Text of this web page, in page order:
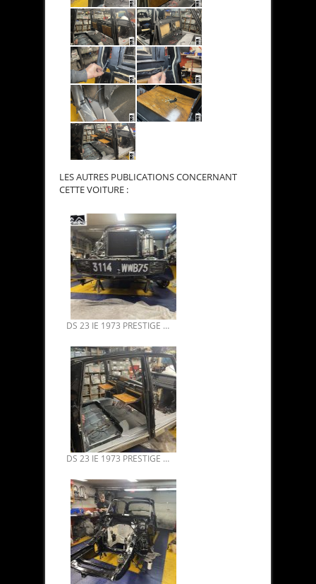
LES AUTRES PUBLICATIONS CONCERNANT
CETTE VOITURE :
DS 23 IE 1973 PRESTIGE EX 1ER MINISTRE MR MESSMER 07.
DS 23 IE 1973 PRESTIGE EX 1ER MINISTRE MR MESSMER 06.